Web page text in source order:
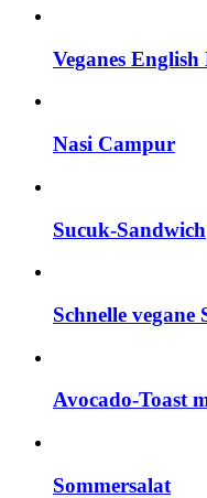
Veganes
Nasi Campur
Sucuk-Sandwich
Schnelle vegane
Avocado-Toast
Sommersalat